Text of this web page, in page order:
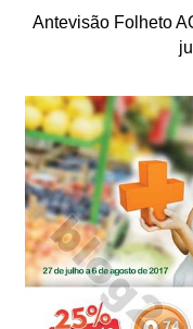
Antevisão Folheto